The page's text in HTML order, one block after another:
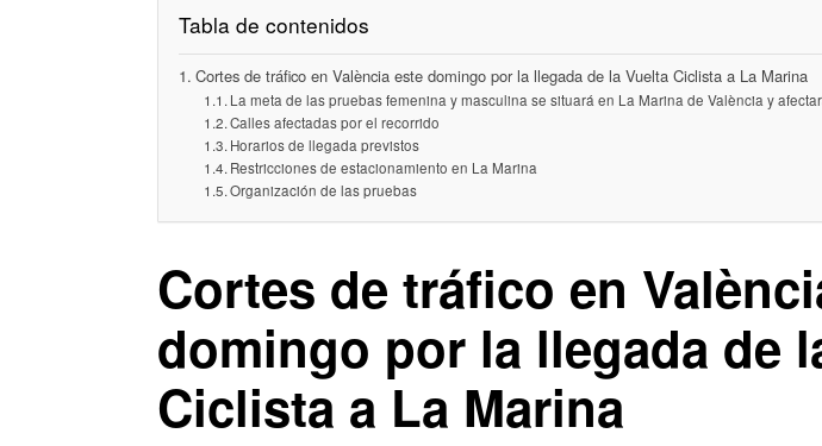
Tabla de contenidos
Cortes de tráfico en València este domingo por la llegada de la Vuelta Ciclista a La Marina
La meta de las pruebas femenina y masculina se situará en La Marina de València y
Calles afectadas por el recorrido
Horarios de llegada previstos
Restricciones de estacionamiento en La Marina
Organización de las pruebas
Cortes de tráfico en
domingo por la llegada de
Ciclista a La Marina